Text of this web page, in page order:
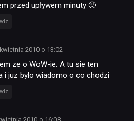
przed upływem minuty 🙂
2010 o 13:02
ze o WoW-ie. A tu sie ten
i juz bylo wiadomo o co chodzi